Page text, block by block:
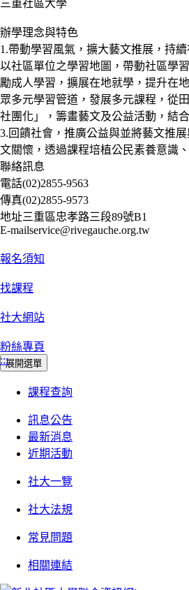
三重社區大學
辦學理念與特色
1.帶動學習風氣，擴大藝文推展，持
以社區單位之學習地圖，帶動社區學
勵成人學習，擴展在地就學，提升在
眾多元學習管道，發展多元課程，從
社團化」，籌畫藝文及公益活動，結
3.回饋社會，推廣公益與並將藝文推
文關懷，透過課程培植公民素養意識
聯絡訊息
電話(02)2855-9563
傳真(02)2855-9573
地址三重區忠孝路三段89號B1
service@rivegauche.org.tw
報名須知
找課程
社大網站
粉絲專頁
:::展開選單
課程查詢
訊息公告
最新消息
近期活動
社大一覽
社大法規
常見問題
相關連結